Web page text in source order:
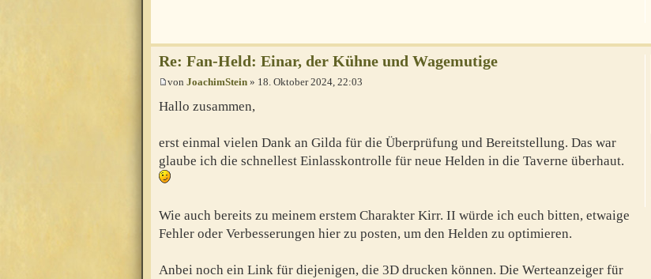
Re: Fan-Held: Einar, der Kühne und Wagemutige
von JoachimStein » 18. Oktober 2024, 22:03
Hallo zusammen,
erst einmal vielen Dank an Gilda für die Überprüfung und Bereitstellung. Das war
glaube ich die schnellest Einlasskontrolle für neue Helden in die Taverne überhaut.
Wie auch bereits zu meinem erstem Charakter Kirr. II würde ich euch bitten, etwaige
Fehler oder Verbesserungen hier zu posten, um den Helden zu optimieren.
Anbei noch ein Link für diejenigen, die 3D drucken können. Die Werteanzeiger für